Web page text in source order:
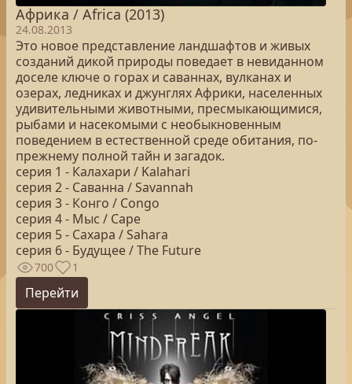
Африка / Africa (2013)
24.08.2013
Это новое представление ландшафтов и живых
созданий дикой природы поведает в невиданном
доселе ключе о горах и саваннах, вулканах и
озерах, ледниках и джунглях Африки, населенных
удивительными животными, пресмыкающимися,
рыбами и насекомыми с необыкновенным
поведением в естественной среде обитания, по-
прежнему полной тайн и загадок.
серия 1 - Калахари / Kalahari
серия 2 - Cаванна / Savannah
серия 3 - Конго / Congo
серия 4 - Мыс / Cape
серия 5 - Сахара / Sahara
серия 6 - Будущее / The Future
700 1
Перейти